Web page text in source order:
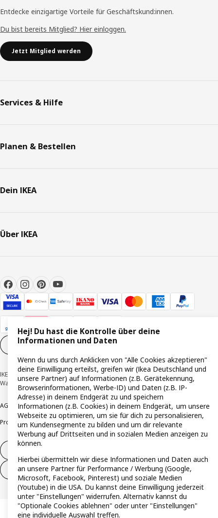
Entdecke einzigartige Vorteile für Geschäftskund:innen.
Du bist bereits Mitglied? Hier einloggen.
Jetzt Mitglied werden
Services & Hilfe
Planen & Bestellen
Dein IKEA
Über IKEA
Cookie-Einstellungen
IKEA Deutschland GmbH & Co. KG - Am Wandersmann 2-4, 65719 Hofheim-
Wallau © Inter IKEA Systems B.V. 1999-2026
AGB BarrierefreiheitCookie-RichtlinieDatenschutzerklärungImpressum
ProduktrückrufeResponsible DisclosureVertrauensstelle
Vertrag widerrufen (Services & Leistungen)
Hej! Du hast die Kontrolle über deine
Informationen und Daten
Wenn du uns durch Anklicken von "Alle Cookies akzeptieren"
deine Einwilligung erteilst, greifen wir (Ikea Deutschland und
unsere Partner) auf Informationen (z.B. Gerätekennung,
Browserinformationen, Werbe-ID) und Daten (z.B. IP-
Adresse) in deinem Endgerät zu und speichern
Informationen (z.B. Cookies) in deinem Endgerät, um unsere
Webseite zu optimieren, um sie für dich zu personalisieren,
um Kundensegmente zu bilden und um dir relevante
Werbung auf Drittseiten und in sozialen Medien anzeigen zu
können.
Hierbei übermitteln wir diese Informationen und Daten auch
an unsere Partner für Performance / Werbung (Google,
Microsoft, Facebook, Pinterest) und soziale Medien
(Youtube) in die USA. Du kannst deine Einwilligung jederzeit
unter "Einstellungen" widerrufen. Alternativ kannst du
"Optionale Cookies ablehnen" oder unter "Einstellungen"
eine individuelle Auswahl treffen.